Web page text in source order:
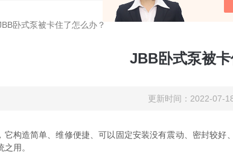
卧式泵被卡住了怎么办？
JBB卧式泵被卡
更新时间：2022-
造简单、维修便捷、可以固定安装没有震动、密封较好
用。